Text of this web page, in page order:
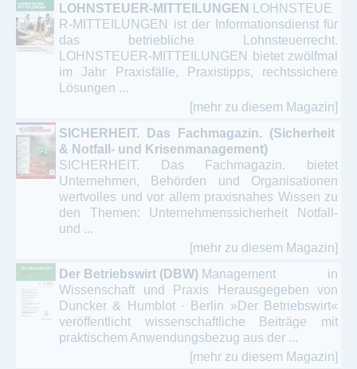
LOHNSTEUER-MITTEILUNGEN
LOHNSTEUE
R-MITTEILUNGEN ist der Informationsdienst für
das betriebliche Lohnsteuerrecht.
LOHNSTEUER-MITTEILUNGEN bietet zwölfmal
im Jahr Praxisfälle, Praxistipps, rechtssichere
Lösungen ...
[mehr zu diesem Magazin]
SICHERHEIT. Das Fachmagazin. (Sicherheit
& Notfall- und Krisenmanagement)
SICHERHEIT. Das Fachmagazin. bietet
Unternehmen, Behörden und Organisationen
wertvolles und vor allem praxisnahes Wissen zu
den Themen: Unternehmenssicherheit Notfall-
und ...
[mehr zu diesem Magazin]
Der Betriebswirt (DBW) Management in
Wissenschaft und Praxis Herausgegeben von
Duncker & Humblot · Berlin »Der Betriebswirt«
veröffentlicht wissenschaftliche Beiträge mit
praktischem Anwendungsbezug aus der ...
[mehr zu diesem Magazin]